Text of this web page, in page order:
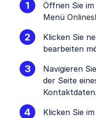
Öffnen Sie
Menü
Klicken Sie
bearbeiten
Navigieren
der Seite
Kontaktdaten.
Klicken Sie